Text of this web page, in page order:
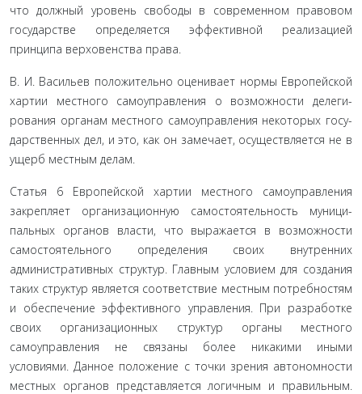
что должный уровень свободы в современном правовом
государстве определяется эффективной реализаци­ей
принципа верховенства права.
В. И. Васильев положительно оценивает нормы Европей­ской
хартии местного самоуправления о возможности делеги­
рования органам местного самоуправления некоторых госу­
дарственных дел, и это, как он замечает, осуществляется не в
ущерб местным делам.
Статья 6 Европейской хартии местного самоуправления
закрепляет организационную самостоятельность муници­
пальных органов власти, что выражается в возможности
само­стоятельного определения своих внутренних
административ­ных структур. Главным условием для создания
таких структур является соответствие местным потребностям
и обеспечение эффективного управления. При разработке
своих организаци­онных структур органы местного
самоуправления не связаны более никакими иными
условиями. Данное положение с точ­ки зрения автономности
местных органов представляется ло­гичным и правильным.